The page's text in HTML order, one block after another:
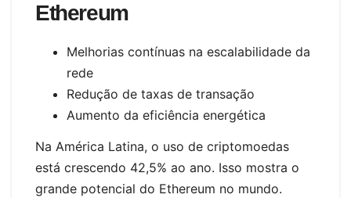
Ethereum
Melhorias contínuas na escalabilidade da
rede
Redução de taxas de transação
Aumento da eficiência energética
Na América Latina, o uso de criptomoedas
está crescendo 42,5% ao ano. Isso mostra o
grande potencial do Ethereum no mundo.